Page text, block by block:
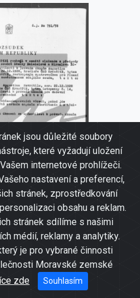
jsou důležité soubory
které vyžadují uložení
internetové prohlížeči.
nastavení a preferencí,
stránek, zprostředkování
obsahu a reklam.
stránek sdílíme s našimi
médií, reklamy a analytiky.
je pro vybrané činnosti
Moravské zemské
zde Souhlasím
omezení Augustina
k právním
návrhů a podnětů